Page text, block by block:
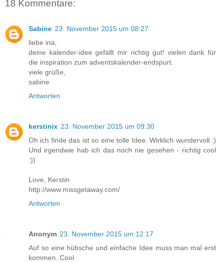
18 Kommentare:
Sabine 23. November 2015 um 08:27
liebe ina,
deine kalender-idee gefällt mir richtig gut! vielen dank für
die inspiration zum adventskalender-endspurt.
viele grüße,
sabine
Antworten
kerstinix 23. November 2015 um 09:30
Oh ich finde das ist so eine tolle Idee. Wirklich wundervoll :)
Und irgendwie hab ich das noch nie gesehen - richtig cool
:))
Love, Kerstin
http://www.missgetaway.com/
Antworten
Anonym 23. November 2015 um 12:17
Auf so eine hübsche und einfache Idee muss man mal erst
kommen. Cool.